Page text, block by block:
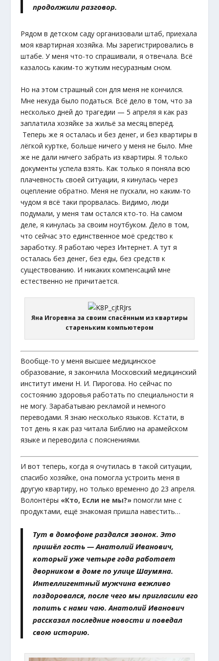
продолжили разговор.
Рядом в детском саду организовали штаб, приехала
моя квартирная хозяйка. Мы зарегистрировались в
штабе. У меня что-то спрашивали, я отвечала. Всё
казалось каким-то жутким несуразным сном.
Но на этом страшный сон для меня не кончился.
Мне некуда было податься. Всё дело в том, что за
несколько дней до трагедии — 5 апреля я как раз
заплатила хозяйке за жильё за месяц вперёд.
Теперь же я осталась и без денег, и без квартиры в
лёгкой куртке, больше ничего у меня не было. Мне
же не дали ничего забрать из квартиры. Я только
документы успела взять. Как только я поняла всю
плачевность своей ситуации, я кинулась через
оцепление обратно. Меня не пускали, но каким-то
чудом я всё таки прорвалась. Видимо, люди
подумали, у меня там остался кто-то. На самом
деле, я кинулась за своим ноутбуком. Дело в том,
что сейчас это единственное моё средство к
заработку. Я работаю через Интернет. А тут я
осталась без денег, без еды, без средств к
существованию. И никаких компенсаций мне
естественно не причитается.
Яна Игоревна за своим спасённым из квартиры
стареньким компьютером
Вообще-то у меня высшее медицинское
образование, я закончила Московский медицинский
институт имени Н. И. Пирогова. Но сейчас по
состоянию здоровья работать по специальности я
не могу. Зарабатываю рекламой и немного
переводами. Я знаю несколько языков. Кстати, в
тот день я как раз читала Библию на арамейском
языке и переводила с пояснениями.
И вот теперь, когда я очутилась в такой ситуации,
спасибо хозяйке, она помогла устроить меня в
другую квартиру, но только временно до 23 апреля.
Волонтёры «Кто, Если не мы?» помогли мне с
продуктами, ещё знакомая пришла навестить…
Тут в домофоне раздался звонок. Это
пришёл гость — Анатолий Иванович,
который уже четыре года работает
дворником в доме по улице Шаумяна.
Интеллигентный мужчина вежливо
поздоровался, после чего мы пригласили его
попить с нами чаю. Анатолий Иванович
рассказал последние новости и поведал
свою историю.